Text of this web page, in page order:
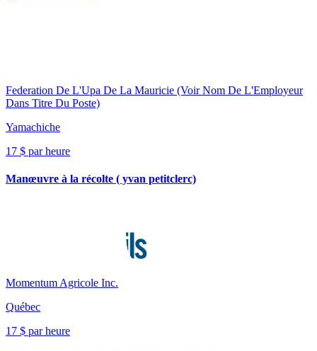
Federation De L'Upa De La Mauricie (Voir Nom De L'Employeur
Dans Titre Du Poste)
Yamachiche
17 $ par heure
Manœuvre à la récolte ( yvan petitclerc)
Momentum Agricole Inc.
Québec
17 $ par heure